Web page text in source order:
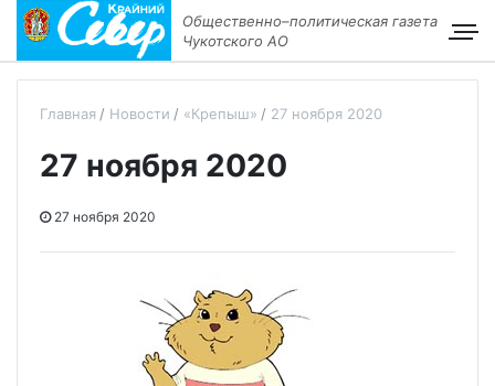
Общественно–политическая газета
Чукотского АО
Главная Новости «Крепыш» 27 ноября 2020
27 ноября 2020
27 ноября 2020